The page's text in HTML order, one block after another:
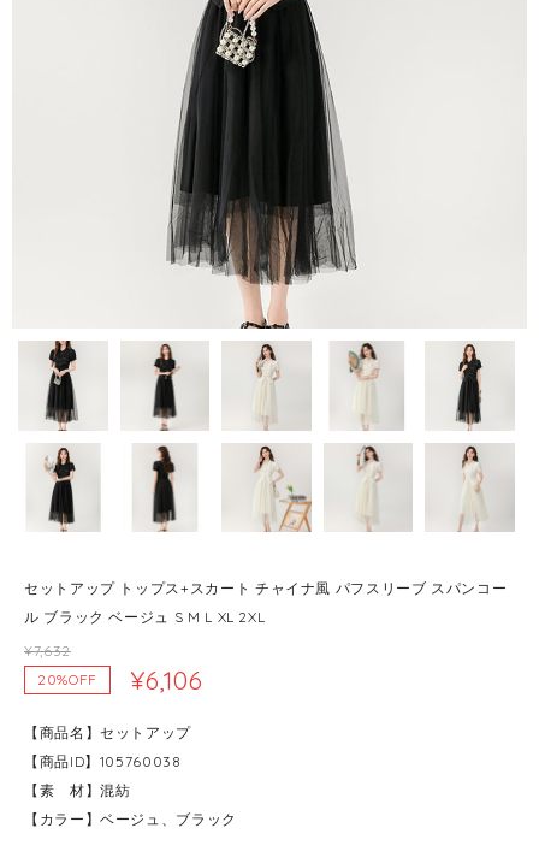
セットアップ トップス+スカート チャイナ風 パフスリーブ スパンコー
ル ブラック ベージュ S M L XL 2XL
¥7,632
20%OFF
¥6,106
【商品名】セットアップ
【商品ID】105760038
【素 材】混紡
【カラー】ベージュ、ブラック